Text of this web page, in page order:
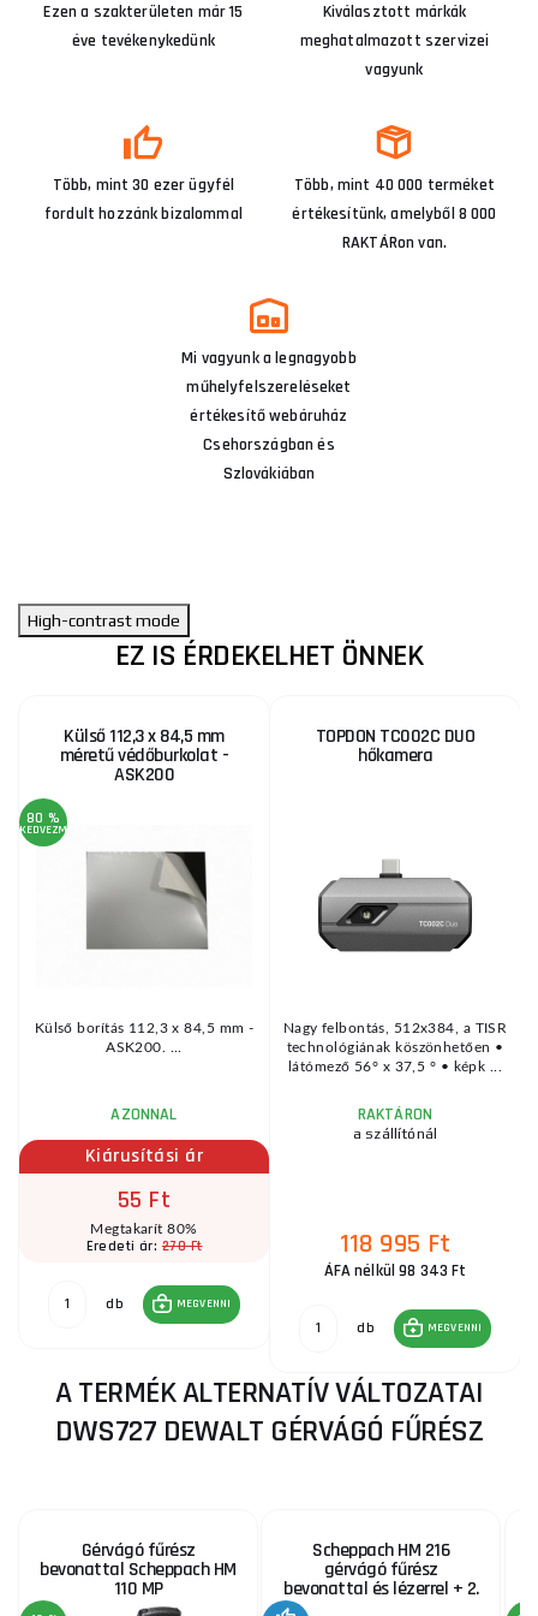
Ezen a szakterületen már 15
éve tevékenykedünk
Kiválasztott márkák
meghatalmazott szervizei
vagyunk
Több, mint 30 ezer ügyfél
fordult hozzánk bizalommal
Több, mint 40 000 terméket
értékesítünk, amelyből 8 000
RAKTÁRon van.
Mi vagyunk a legnagyobb
műhelyfelszereléseket
értékesítő webáruház
Csehországban és
Szlovákiában
High-contrast mode
EZ IS ÉRDEKELHET ÖNNEK
Külső 112,3 x 84,5 mm
méretű védőburkolat -
ASK200
80 %
KEDVEZMÉNY
Külső borítás 112,3 x 84,5 mm -
ASK200. ...
AZONNAL
Kiárusítási ár
55 Ft
Megtakarít 80%
Eredeti ár:270 Ft
db MEGVENNI
TOPDON TC002C DUO
hőkamera
Nagy felbontás, 512x384, a TISR
technológiának köszönhetően •
látómező 56° x 37,5 ° • képk ...
RAKTÁRON
a szállítónál
118 995 Ft
ÁFA nélkül 98 343 Ft
db MEGVENNI
A TERMÉK ALTERNATÍV VÁLTOZATAI
DWS727 DEWALT GÉRVÁGÓ FŰRÉSZ
Gérvágó fűrész
bevonattal Scheppach HM
110 MP
Scheppach HM 216
gérvágó fűrész
bevonattal és lézerrel + 2.